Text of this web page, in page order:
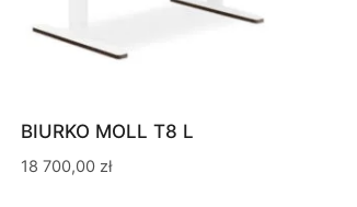
BIURKO MOLL T8 L
18 700,00 zł